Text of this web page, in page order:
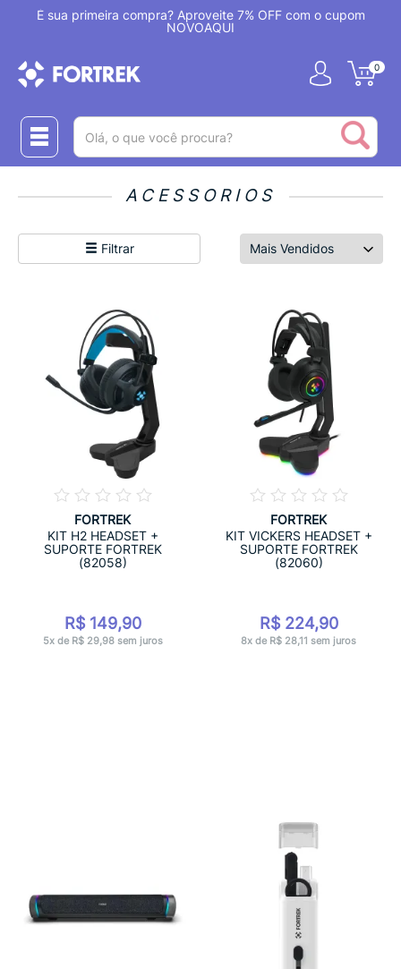
É sua primeira compra? Aproveite 7% OFF com o cupom
NOVOAQUI
0
(pesquisar)
ACESSORIOS
Filtrar
FORTREK
KIT H2 HEADSET +
SUPORTE FORTREK
(82058)
R$ 149,90
5x de R$ 29,98 sem juros
FORTREK
KIT VICKERS HEADSET +
SUPORTE FORTREK
(82060)
R$ 224,90
8x de R$ 28,11 sem juros